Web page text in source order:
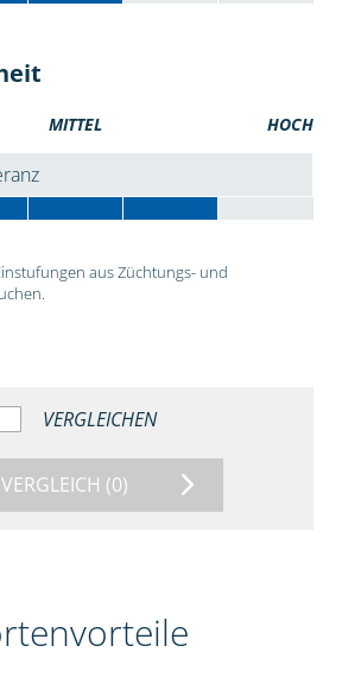
MITTEL HOCH
aus Züchtungs- und
VERGLEICHEN
(0)